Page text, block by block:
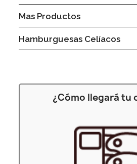
Mas Productos
Hamburguesas Celíacos
¿Cómo llegará tu